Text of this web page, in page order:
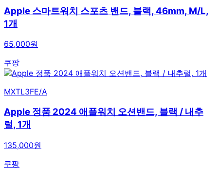
Apple 스마트워치 스포츠 밴드, 블랙, 46mm, M/L,
1개
65,000원
쿠팡
MXTL3FE/A
Apple 정품 2024 애플워치 오션밴드, 블랙 / 내추
럴, 1개
135,000원
쿠팡